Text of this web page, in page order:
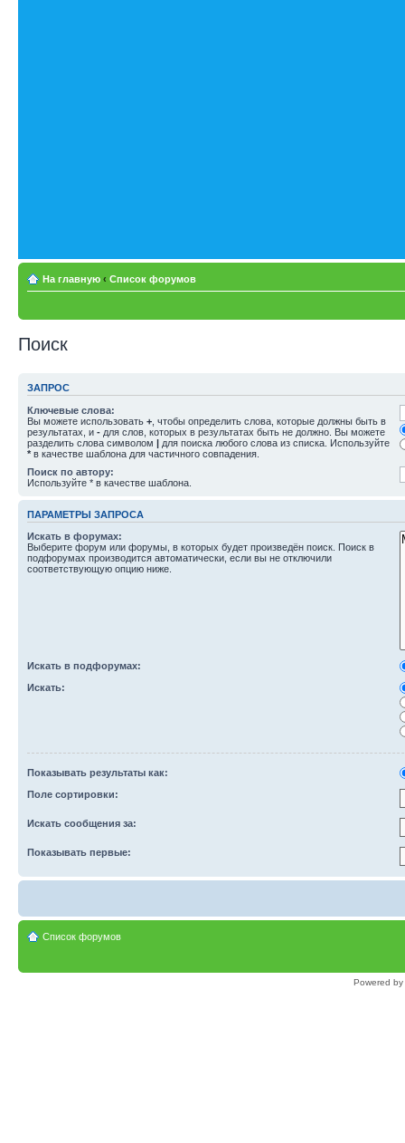
На главную ‹ Список форумов
Поиск
ЗАПРОС
Ключевые слова:
Вы можете использовать + , чтобы определить слова, которые должны быть в
результатах, и - для слов, которых в результатах быть не должно. Вы можете
разделить слова символом | для поиска любого слова из списка. Используйте
* в качестве шаблона для частичного совпадения.
Поиск по автору:
Используйте * в качестве шаблона.
ПАРАМЕТРЫ ЗАПРОСА
Искать в форумах:
Выберите форум или форумы, в которых будет произведён поиск. Поиск в
подфорумах производится автоматически, если вы не отключили
соответствующую опцию ниже.
Искать в подфорумах:
Искать:
Показывать результаты как:
Поле сортировки:
Искать сообщения за:
Показывать первые:
Список форумов
Powered by